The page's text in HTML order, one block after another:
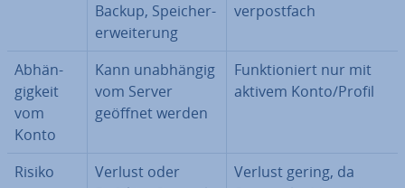
Backup, Spei­cher­
er­wei­te­rung
ver­post­fach
Ab­hän­
gig­keit
vom
Konto
Kann un­ab­hän­gig
vom Server
geöffnet werden
Funk­tio­niert nur mit
aktivem Konto/Profil
Risiko
Verlust oder
Verlust gering, da